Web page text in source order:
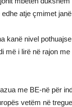
atje çmimet
kanë nivel
më i lirë në rajon
me BE-në për
vetëm në